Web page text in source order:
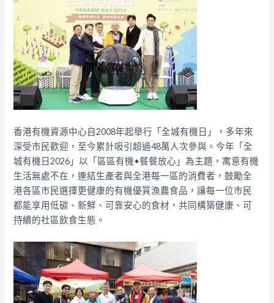
香港有機資源中心自2008年起舉行「全城有機日」，多年來
深受市民歡迎，至今累計吸引超過48萬人次參與。今年「全
城有機日2026」以「區區有機•餐餐放心」為主題，寓意有機
生活無處不在，連結生產者與全港每一區的消費者，鼓勵全
港各區市民選擇更健康的有機優質漁農食品，讓每一位市民
都能享用低碳、新鮮、可靠安心的食材，共同構築健康、可
持續的社區飲食生態。